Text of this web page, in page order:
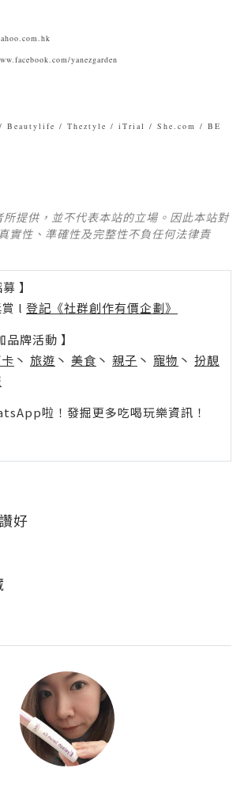
yanezgarden
Beautylife / Theztyle / iTrial / She.com / BE
提供，並不代表本站的立場。因此本站對
實性、準確性及完整性不負任何法律責
】
l 登記《社群創作有價企劃》
牌活動 】
丶 旅遊 丶 美食 丶 親子 丶 寵物 丶 扮靚
啦！發掘更多吃喝玩樂資訊！
好